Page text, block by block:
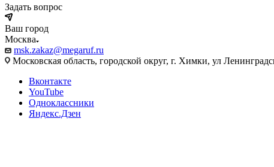
Задать вопрос
Ваш город
Москва
msk.zakaz@megaruf.ru
Московская область, городской округ, г. Химки, ул
Вконтакте
YouTube
Одноклассники
Яндекс.Дзен